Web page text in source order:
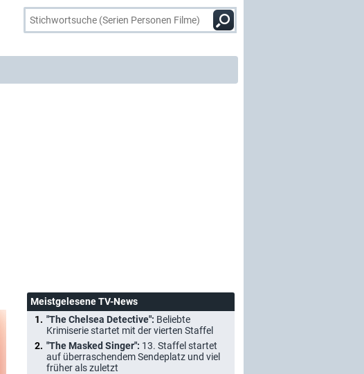
Meistgelesene TV-News
"The Chelsea Detective": Beliebte
Krimiserie startet mit der vierten Staffel
"The Masked Singer": 13. Staffel startet
auf überraschendem Sendeplatz und viel
früher als zuletzt